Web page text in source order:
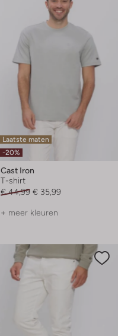
Laatste maten
-20%
Cast Iron
T-shirt
€ 44,99 € 35,99
+ meer kleuren